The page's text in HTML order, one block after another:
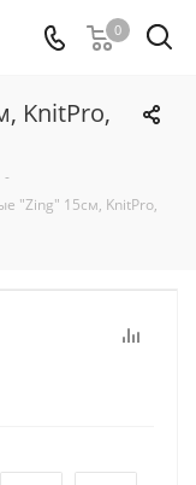
0
KnitPro,
-
"Zing" 15см, KnitPro,